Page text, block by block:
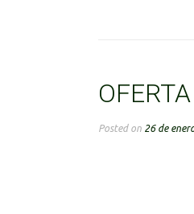
Posted on 26 de